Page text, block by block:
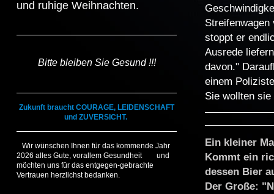
und ruhige Weihnachten.
Bitte bleiben Sie Gesund !!!
Zukunft br​aucht COURAGE, LEIDENSCHAFT
und ZUVERSICHT.
Wir wünschen Ihnen für das kommende Jahr
2026 alles Gute, vorallem Gesundheit und
möchten uns für das entgegen-gebrachte
Vertrauen herzlichst bedanken.
stoppt er
Ausrede
davon."
einem
Sie wollten
Ein kleiner
Kommt ein
dessen Bier
Der Große: